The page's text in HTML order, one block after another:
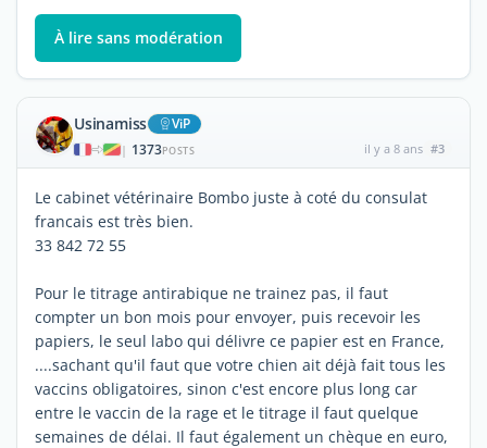
À lire sans modération
Usinamiss ViP
| 1373POSTS il y a 8 ans #3
Le cabinet vétérinaire Bombo juste à coté du consulat
francais est très bien.
33 842 72 55
Pour le titrage antirabique ne trainez pas, il faut
compter un bon mois pour envoyer, puis recevoir les
papiers, le seul labo qui délivre ce papier est en France,
....sachant qu'il faut que votre chien ait déjà fait tous les
vaccins obligatoires, sinon c'est encore plus long car
entre le vaccin de la rage et le titrage il faut quelque
semaines de délai. Il faut également un chèque en euro,